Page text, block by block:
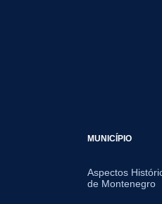
MUNICÍPIO
Aspectos
de Montenegro